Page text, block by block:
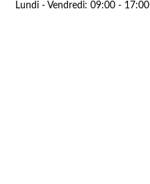
Lundi - Vendredi: 09:00 - 17:00